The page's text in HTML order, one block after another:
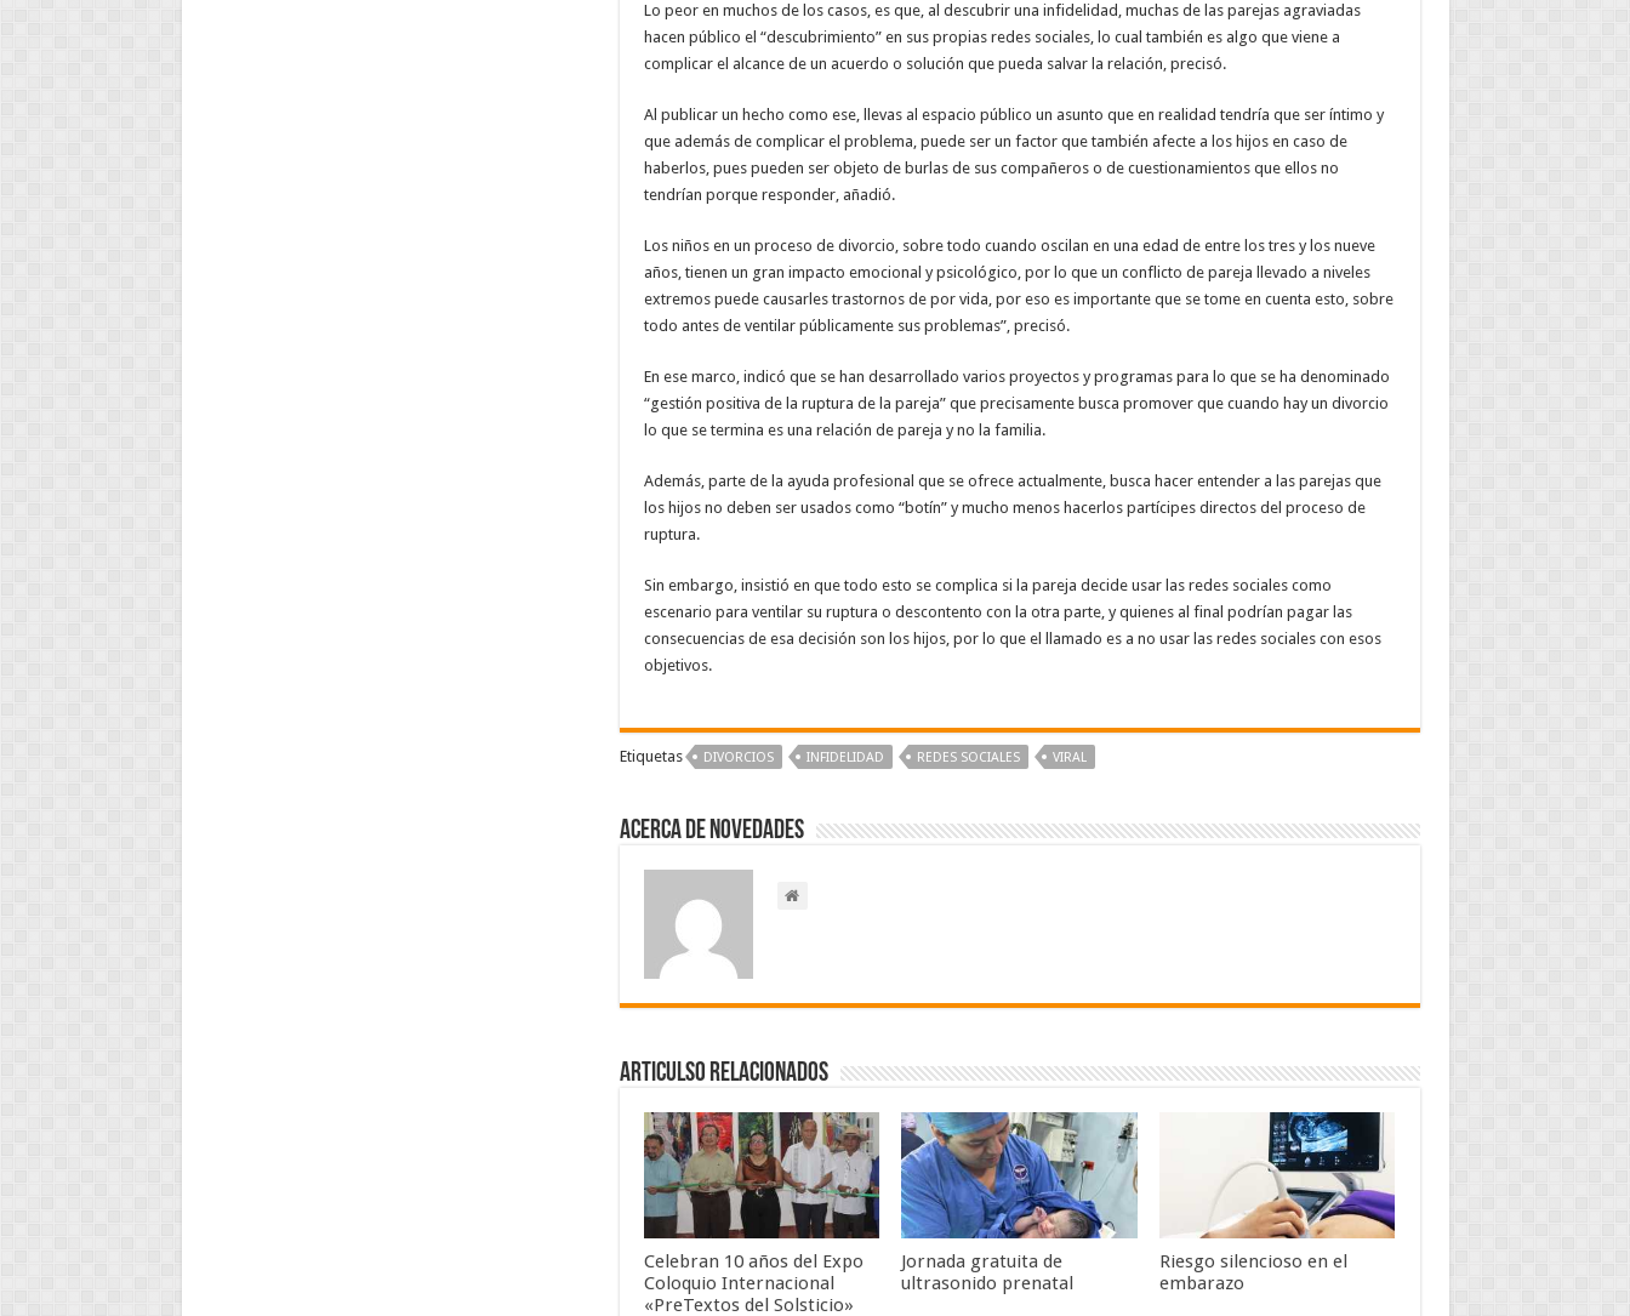
Lo peor en muchos de los casos, es que, al descubrir una infidelidad, muchas de las parejas agraviadas
hacen público el “descubrimiento” en sus propias redes sociales, lo cual también es algo que viene a
complicar el alcance de un acuerdo o solución que pueda salvar la relación, precisó.
Al publicar un hecho como ese, llevas al espacio público un asunto que en realidad tendría que ser íntimo y
que además de complicar el problema, puede ser un factor que también afecte a los hijos en caso de
haberlos, pues pueden ser objeto de burlas de sus compañeros o de cuestionamientos que ellos no
tendrían porque responder, añadió.
Los niños en un proceso de divorcio, sobre todo cuando oscilan en una edad de entre los tres y los nueve
años, tienen un gran impacto emocional y psicológico, por lo que un conflicto de pareja llevado a niveles
extremos puede causarles trastornos de por vida, por eso es importante que se tome en cuenta esto, sobre
todo antes de ventilar públicamente sus problemas”, precisó.
En ese marco, indicó que se han desarrollado varios proyectos y programas para lo que se ha denominado
“gestión positiva de la ruptura de la pareja” que precisamente busca promover que cuando hay un divorcio
lo que se termina es una relación de pareja y no la familia.
Además, parte de la ayuda profesional que se ofrece actualmente, busca hacer entender a las parejas que
los hijos no deben ser usados como “botín” y mucho menos hacerlos partícipes directos del proceso de
ruptura.
Sin embargo, insistió en que todo esto se complica si la pareja decide usar las redes sociales como
escenario para ventilar su ruptura o descontento con la otra parte, y quienes al final podrían pagar las
consecuencias de esa decisión son los hijos, por lo que el llamado es a no usar las redes sociales con esos
objetivos.
Etiquetas DIVORCIOS INFIDELIDAD REDES SOCIALES VIRAL
Acerca de NOVEDADES
Articulso Relacionados
Celebran 10 años del Expo
Coloquio Internacional
«PreTextos del Solsticio»
Jornada gratuita de
ultrasonido prenatal
Riesgo silencioso en el
embarazo